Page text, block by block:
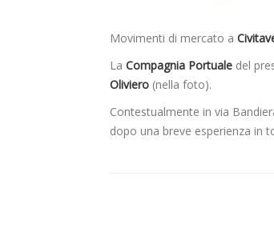
Movimenti di mercato a
La Compagnia Portuale del
Oliviero (nella foto).
Contestualmente in via
dopo una breve esperienza in